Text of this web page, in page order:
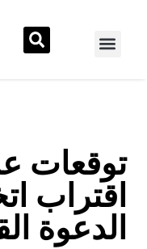
توقعات
اقتراب
الدعوة